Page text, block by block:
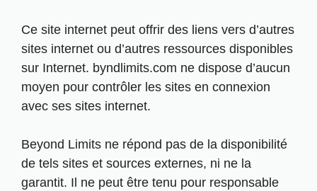
Ce site internet peut offrir des liens vers d’autres
sites internet ou d’autres ressources disponibles
sur Internet. byndlimits.com ne dispose d’aucun
moyen pour contrôler les sites en connexion
avec ses sites internet.
Beyond Limits ne répond pas de la disponibilité
de tels sites et sources externes, ni ne la
garantit. Il ne peut être tenu pour responsable